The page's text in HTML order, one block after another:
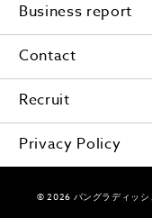
Business report
Contact
Recruit
Privacy Policy
© 2026 バングラディッ